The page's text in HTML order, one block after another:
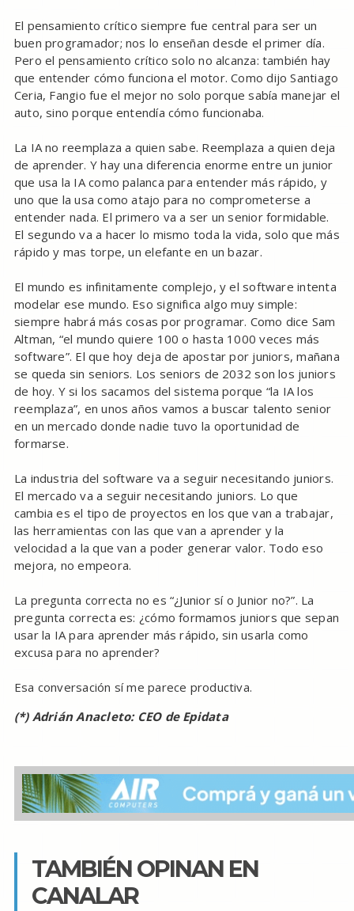
El pensamiento crítico siempre fue central para ser un
buen programador; nos lo enseñan desde el primer día.
Pero el pensamiento crítico solo no alcanza: también hay
que entender cómo funciona el motor. Como dijo Santiago
Ceria, Fangio fue el mejor no solo porque sabía manejar el
auto, sino porque entendía cómo funcionaba.
La IA no reemplaza a quien sabe. Reemplaza a quien deja
de aprender. Y hay una diferencia enorme entre un junior
que usa la IA como palanca para entender más rápido, y
uno que la usa como atajo para no comprometerse a
entender nada. El primero va a ser un senior formidable.
El segundo va a hacer lo mismo toda la vida, solo que más
rápido y mas torpe, un elefante en un bazar.
El mundo es infinitamente complejo, y el software intenta
modelar ese mundo. Eso significa algo muy simple:
siempre habrá más cosas por programar. Como dice Sam
Altman, “el mundo quiere 100 o hasta 1000 veces más
software”. El que hoy deja de apostar por juniors, mañana
se queda sin seniors. Los seniors de 2032 son los juniors
de hoy. Y si los sacamos del sistema porque “la IA los
reemplaza”, en unos años vamos a buscar talento senior
en un mercado donde nadie tuvo la oportunidad de
formarse.
La industria del software va a seguir necesitando juniors.
El mercado va a seguir necesitando juniors. Lo que
cambia es el tipo de proyectos en los que van a trabajar,
las herramientas con las que van a aprender y la
velocidad a la que van a poder generar valor. Todo eso
mejora, no empeora.
La pregunta correcta no es “¿Junior sí o Junior no?”. La
pregunta correcta es: ¿cómo formamos juniors que sepan
usar la IA para aprender más rápido, sin usarla como
excusa para no aprender?
Esa conversación sí me parece productiva.
(*) Adrián Anacleto: CEO de Epidata
TAMBIÉN OPINAN EN
CANALAR